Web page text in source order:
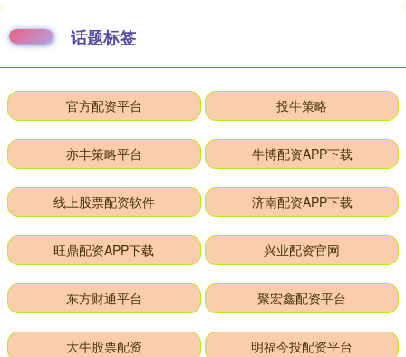
话题标签
官方配资平台 投牛策略
亦丰策略平台 牛博配资APP下载
线上股票配资软件 济南配资APP下载
旺鼎配资APP下载 兴业配资官网
东方财通平台 聚宏鑫配资平台
大牛股票配资 明福今投配资平台